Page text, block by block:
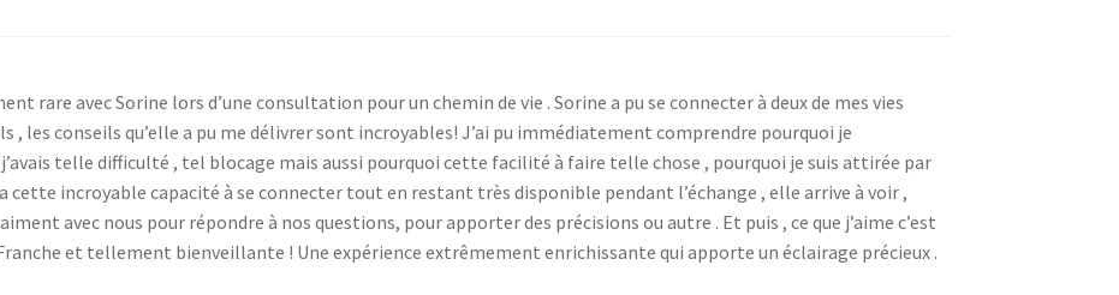
rare avec Sorine lors d’une consultation pour un chemin de vie . Sorine a pu se connecter à deux de mes vies
les conseils qu’elle a pu me délivrer sont incroyables! J’ai pu immédiatement comprendre pourquoi je
telle difficulté , tel blocage mais aussi pourquoi cette facilité à faire telle chose , pourquoi je suis attirée par
cette incroyable capacité à se connecter tout en restant très disponible pendant l’échange , elle arrive à voir ,
avec nous pour répondre à nos questions, pour apporter des précisions ou autre . Et puis , ce que j’aime c’est
et tellement bienveillante ! Une expérience extrêmement enrichissante qui apporte un éclairage précieux .